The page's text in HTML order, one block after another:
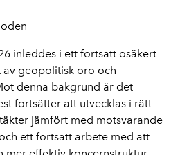
inleddes i ett fortsatt osäkert
geopolitisk oro och
denna bakgrund är det
fortsätter att utvecklas i rätt
jämfört med motsvarande
ett fortsatt arbete med att